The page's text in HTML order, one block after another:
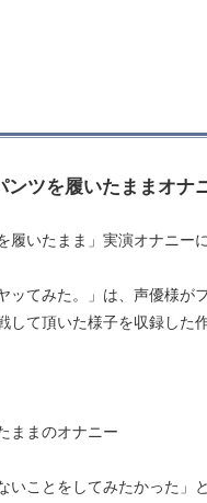
ツを履いたままオナ
履いたまま」実演オナニー
ッてみた。」は、声優様が
して頂いた様子を収録した
ままのオナニー
ことをしてみたかった」